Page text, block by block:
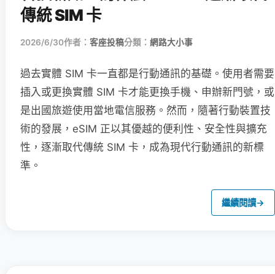
傳統 SIM 卡
2026/6/30作者： 客座投稿分類： 網路大小事
過去實體 SIM 卡一直都是行動通訊的基礎。使用者需要
插入或更換實體 SIM 卡才能更換手機、申辦新門號，或
是出國旅遊使用當地電信服務。然而，隨著行動裝置技
術的發展，eSIM 正以其優越的便利性、安全性與擴充
性，逐漸取代傳統 SIM 卡，成為現代行動通訊的新標
準。
繼續閱讀→